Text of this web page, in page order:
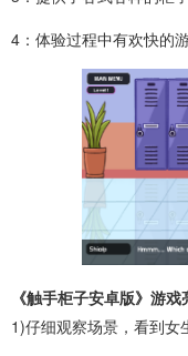
4：体验过程中有欢快的
《触手柜子安卓版》游戏
1)仔细观察场景，看到女